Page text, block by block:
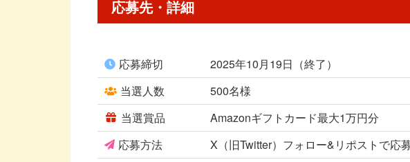
応募先・詳細
応募締切
2025年10月19日（終了）
当選人数
500名様
当選賞品
Amazonギフトカード最大1万円分
応募方法
X（旧Twitter）フォロー&リポストで応